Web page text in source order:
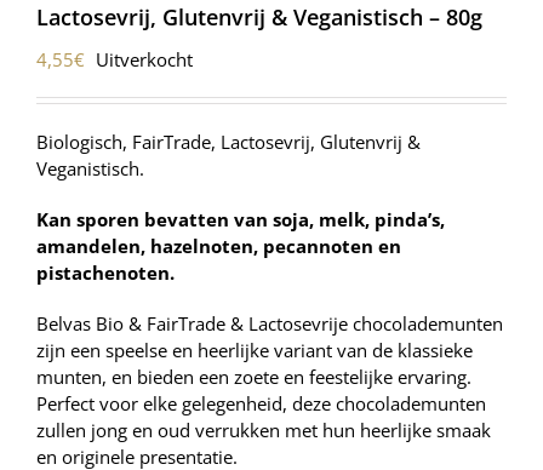
Lactosevrij, Glutenvrij & Veganistisch – 80g
4,55€ Uitverkocht
Biologisch, FairTrade, Lactosevrij, Glutenvrij &
Veganistisch.
Kan sporen bevatten van soja, melk, pinda’s,
amandelen, hazelnoten, pecannoten en
pistachenoten.
Belvas Bio & FairTrade & Lactosevrije chocolademunten
zijn een speelse en heerlijke variant van de klassieke
munten, en bieden een zoete en feestelijke ervaring.
Perfect voor elke gelegenheid, deze chocolademunten
zullen jong en oud verrukken met hun heerlijke smaak
en originele presentatie.